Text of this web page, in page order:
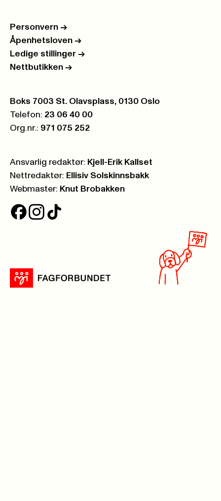
Personvern ->
Åpenhetsloven ->
Ledige stillinger ->
Nettbutikken ->
Postboks:
Boks 7003 St. Olavsplass, 0130 Oslo
Telefon: 23 06 40 00
Org.nr.: 971 075 252
Ansvarlig redaktør: Kjell-Erik Kallset
Nettredaktør: Ellisiv Solskinnsbakk
Webmaster: Knut Brobakken